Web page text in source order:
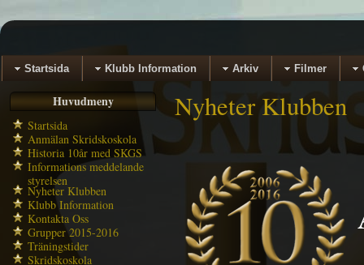
Startsida Klubb Information Arkiv Filmer
Huvudmeny
Startsida
Anmälan Skridskoskola
Historia 10år med SKGS
Informations meddelande
styrelsen
Nyheter Klubben
Klubb Information
Kontakta Oss
Grupper 2015-2016
Träningstider
Skridskoskola
Nyheter Klubben